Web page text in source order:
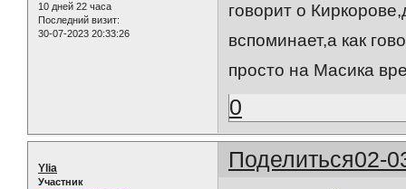
10 дней 22 часа
Последний визит:
30-07-2023 20:33:26
говорит о
вспоминает,а как
просто на Масика
0
Поделиться02-
Ylia
Участник